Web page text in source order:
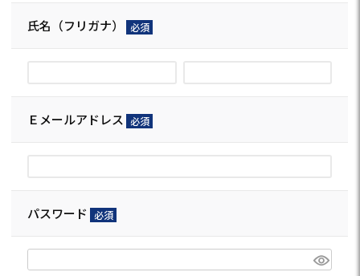
氏名（フリガナ）
Ｅメールアドレス
パスワード
須)